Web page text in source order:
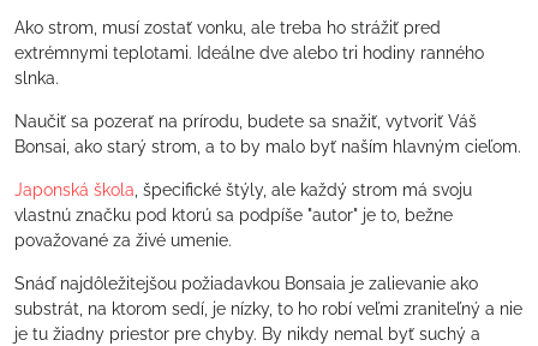
Ako strom, musí zostať vonku, ale treba ho strážiť pred
extrémnymi teplotami. Ideálne dve alebo tri hodiny ranného
slnka.
Naučiť sa pozerať na prírodu, budete sa snažiť, vytvoriť Váš
Bonsai, ako starý strom, a to by malo byť naším hlavným cieľom.
Japonská škola, špecifické štýly, ale každý strom má svoju
vlastnú značku pod ktorú sa podpíše "autor" je to, bežne
považované za živé umenie.
Snáď najdôležitejšou požiadavkou Bonsaia je zalievanie ako
substrát, na ktorom sedí, je nízky, to ho robí veľmi zraniteľný a nie
je tu žiadny priestor pre chyby. By nikdy nemal byť suchý a